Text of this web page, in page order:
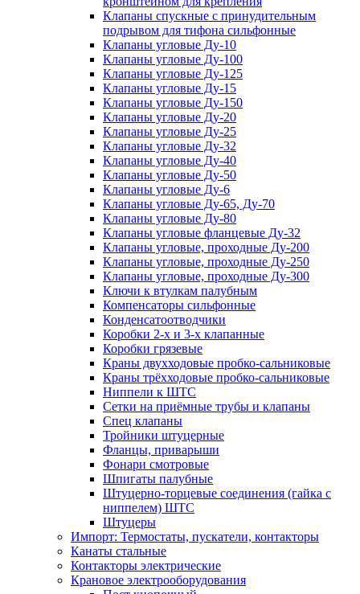
Клапаны спускные с принудительным
подрывом для тифона сильфонные
Клапаны угловые Ду-10
Клапаны угловые Ду-100
Клапаны угловые Ду-125
Клапаны угловые Ду-15
Клапаны угловые Ду-150
Клапаны угловые Ду-20
Клапаны угловые Ду-25
Клапаны угловые Ду-32
Клапаны угловые Ду-40
Клапаны угловые Ду-50
Клапаны угловые Ду-6
Клапаны угловые Ду-65, Ду-70
Клапаны угловые Ду-80
Клапаны угловые фланцевые Ду-32
Клапаны угловые, проходные Ду-200
Клапаны угловые, проходные Ду-250
Клапаны угловые, проходные Ду-300
Ключи к втулкам палубным
Компенсаторы сильфонные
Конденсатоотводчики
Коробки 2-х и 3-х клапанные
Коробки грязевые
Краны двухходовые пробко-сальниковые
Краны трёхходовые пробко-сальниковые
Ниппели к ШТС
Сетки на приёмные трубы и клапаны
Спец клапаны
Тройники штуцерные
Фланцы, приварыши
Фонари смотровые
Шпигаты палубные
Штуцерно-торцевые соединения (гайка с
ниппелем) ШТС
Штуцеры
Импорт: Термостаты, пускатели, контакторы
Канаты стальные
Контакторы электрические
Крановое электрооборудования